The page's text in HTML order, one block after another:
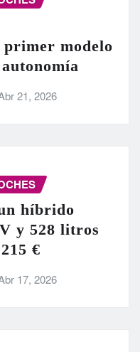
modelo
21, 2026
híbrido
y 528 litros
€
17, 2026